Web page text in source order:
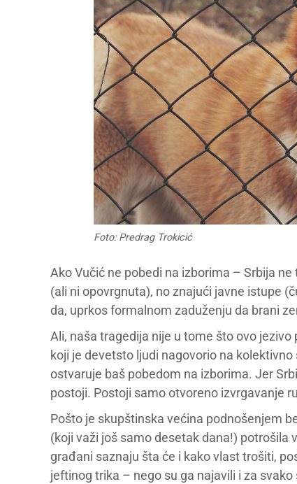
Foto: Predrag Trokicić
Ako Vučić ne pobedi na izborima – Srbija
(ali ni opovrgnuta), no znajući javne istupe
da, uprkos formalnom zaduženju da brani
Ali, naša tragedija nije u tome što ovo
koji je devetsto ljudi nagovorio na
ostvaruje baš pobedom na izborima. Jer
postoji. Postoji samo otvoreno izvrgavanje
Pošto je skupštinska većina podnošenjem
(koji važi još samo desetak dana!) potrošila
građani saznaju šta će i kako vlast trošiti,
jeftinog trika – nego su ga najavili i za svako